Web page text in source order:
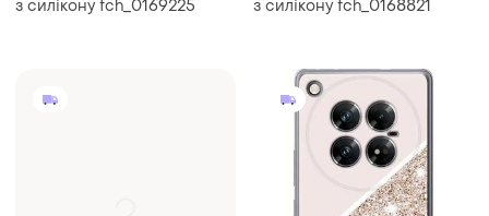
з силікону fch_0169225
з силікону fch_0168821